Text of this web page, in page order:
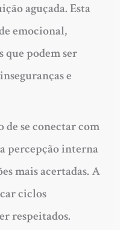
aguçada. Esta
emocional,
podem ser
e
de se conectar com
percepção interna
mais acertadas. A
ciclos
respeitados.